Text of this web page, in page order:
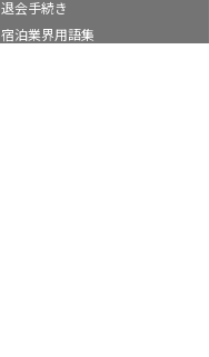
退会手続き
宿泊業界用語集